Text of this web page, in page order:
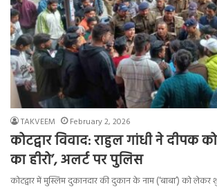
TAKVEEM February 2, 2026
कोटद्वार विवाद: राहुल गांधी ने दीपक
का हीरो’, अलर्ट पर पुलिस
कोटद्वार में मुस्लिम दुकानदार की दुकान के नाम (‘बाबा’) को